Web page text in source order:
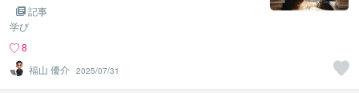
記事
学び
8
福山 優介 2025/07/31